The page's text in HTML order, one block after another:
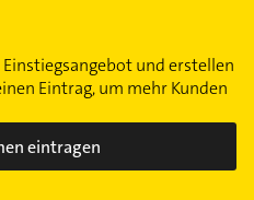
und erstellen
Eintrag, um mehr Kunden
eintragen